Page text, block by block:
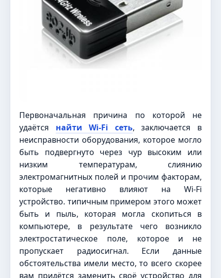
Первоначальная причина по которой не
удаётся найти Wi-Fi сеть, заключается в
неисправности оборудования, которое могло
быть подвергнуто через чур высоким или
низким температурам, слиянию
электромагнитных полей и прочим факторам,
которые негативно влияют на Wi-Fi
устройство. типичным примером этого может
быть и пыль, которая могла скопиться в
компьютере, в результате чего возникло
электростатическое поле, которое и не
пропускает радиосигнал. Если данные
обстоятельства имели место, то всего скорее
вам придётся заменить своё устройство для